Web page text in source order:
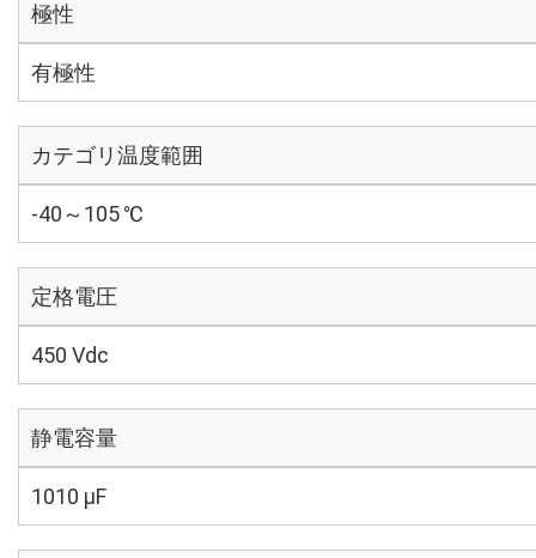
極性
有極性
カテゴリ温度範囲
-40～105 ℃
定格電圧
450 Vdc
静電容量
1010 µF